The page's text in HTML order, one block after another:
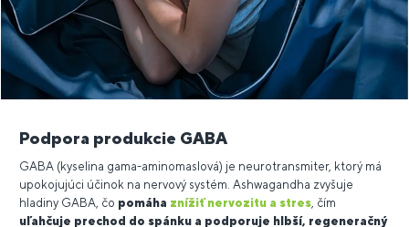
Podpora produkcie GABA
GABA (kyselina gama-aminomaslová) je neurotransmiter, ktorý má
upokojujúci účinok na nervový systém. Ashwagandha zvyšuje
hladiny GABA, čo pomáha znížiť nervozitu a stres , čím
uľahčuje prechod do spánku a podporuje hlbší, regeneračný